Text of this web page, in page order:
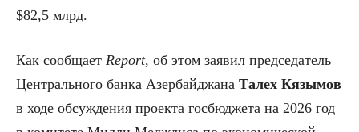
$82,5 млрд.
Как сообщает Report, об этом заявил председатель
Центрального банка Азербайджана Талех Кязымов
в ходе обсуждения проекта госбюджета на 2026 год